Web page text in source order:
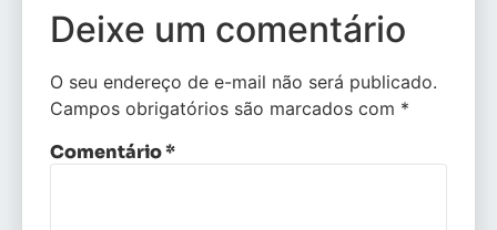
Deixe um comentário
O seu endereço de e-mail não será publicado.
Campos obrigatórios são marcados com *
Comentário*